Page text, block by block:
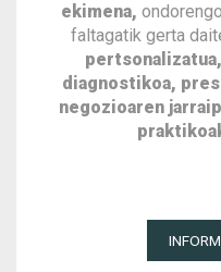
ekimena,
faltagatik gerta
diagnostikoa,
negozioaren